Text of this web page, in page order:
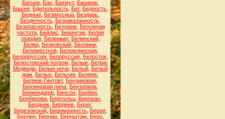
Батька, Бах Бахмут, Башмак,
Башня Бдительность Бег, Бедность
Бедные, Безвкусица, Бездарь,
Бездетность Безнаказанность
Безопасность, Безумие, Безумная
частота Бейлис Бекингэм
Белая
гвардия, Беленкин, Белинский,
Белки, Белковский, Беллини,
Беломестнов, Беломлинская,
Белорруссия Белоруссия Белосток
Белостокский погром
Белые, Белые
Медведи, Белые ночи, Белый, Белый
дом
Белых Бельгия Беляев
Беляев-Гинтовт, Бензиновая
Бензиновая пила Бензопила
Бенкендорф Бенсон Бербер
Берберова Берггольц Бергман
Бердник Бердяев Берег,
Березовский, Беременность, Берия,
Берлин, Бернар, Бернштам Беро,